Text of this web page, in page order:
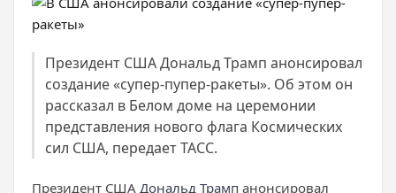
Президент США Дональд Трамп анонсировал
создание «супер-пупер-ракеты». Об этом он
рассказал в Белом доме на церемонии
представления нового флага Космических
сил США, передает ТАСС.
Президент США Дональд Трамп анонсировал